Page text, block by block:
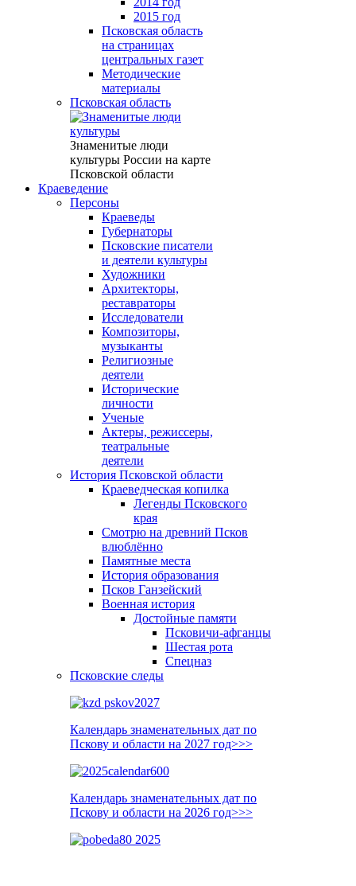
2015 год
Псковская область
на страницах
центральных газет
Методические
материалы
Псковская область
Знаменитые люди
культуры России на карте
Псковской области
Краеведение
Персоны
Краеведы
Губернаторы
Псковские писатели
и деятели культуры
Художники
Архитекторы,
реставраторы
Исследователи
Композиторы,
музыканты
Религиозные
деятели
Исторические
личности
Ученые
Актеры, режиссеры,
театральные
деятели
История Псковской области
Краеведческая копилка
Легенды Псковского
края
Смотрю на древний Псков
влюблённо
Памятные места
История образования
Псков Ганзейский
Военная история
Достойные памяти
Псковичи-афганцы
Шестая рота
Спецназ
Псковские следы
Календарь знаменательных дат по
Пскову и области на 2027 год>>>
Календарь знаменательных дат по
Пскову и области на 2026 год>>>